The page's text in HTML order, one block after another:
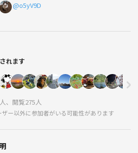
@o5yV9D
れます
、閲覧275人
ー以外に参加者がいる可能性があります